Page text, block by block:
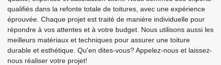
qualifiés dans la refonte totale de toitures, avec une expérience
éprouvée. Chaque projet est traité de manière individuelle pour
répondre à vos attentes et à votre budget. Nous utilisons aussi les
meilleurs matériaux et techniques pour assurer une toiture
durable et esthétique. Qu'en dites-vous? Appelez-nous et laissez-
nous réaliser votre projet!